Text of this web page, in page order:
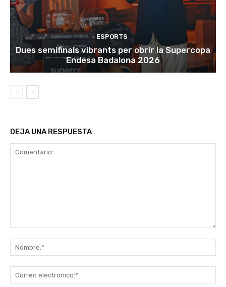
ESPORTS
Dues semifinals vibrants per obrir la Supercopa
Endesa Badalona 2026
DEJA UNA RESPUESTA